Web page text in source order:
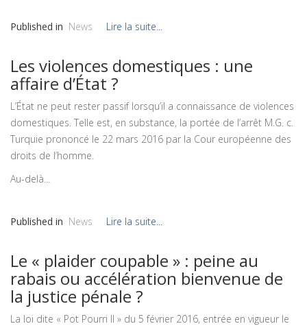
Published in News Lire la suite...
Les violences domestiques : une
affaire d’État ?
L’État ne peut rester passif lorsqu’il a connaissance de violences
domestiques. Telle est, en substance, la portée de l’arrêt M.G. c.
Turquie prononcé le 22 mars 2016 par la Cour européenne des
droits de l’homme.
Au-delà...
Published in News Lire la suite...
Le « plaider coupable » : peine au
rabais ou accélération bienvenue de
la justice pénale ?
La loi dite « Pot Pourri II » du 5 février 2016, entrée en vigueur le